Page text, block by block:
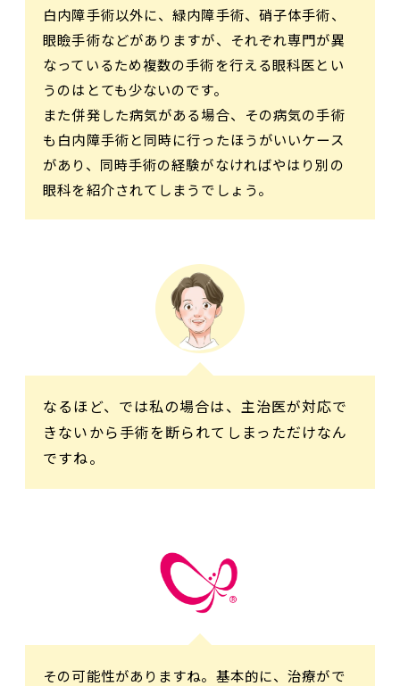
白内障手術以外に、緑内障手術、硝子体手術、
眼瞼手術などがありますが、それぞれ専門が異
なっているため複数の手術を行える眼科医とい
うのはとても少ないのです。
また併発した病気がある場合、その病気の手術
も白内障手術と同時に行ったほうがいいケース
があり、同時手術の経験がなければやはり別の
眼科を紹介されてしまうでしょう。
なるほど、では私の場合は、主治医が対応で
きないから手術を断られてしまっただけなん
ですね。
その可能性がありますね。基本的に、治療がで